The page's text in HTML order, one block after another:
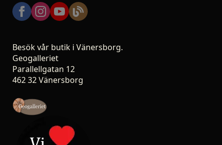
Besök vår butik i Vänersborg.
Geogalleriet
Parallellgatan 12
462 32 Vänersborg